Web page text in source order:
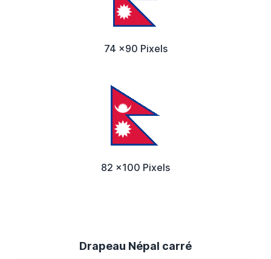
74 x90 Pixels
82 x100 Pixels
Drapeau Népal carré